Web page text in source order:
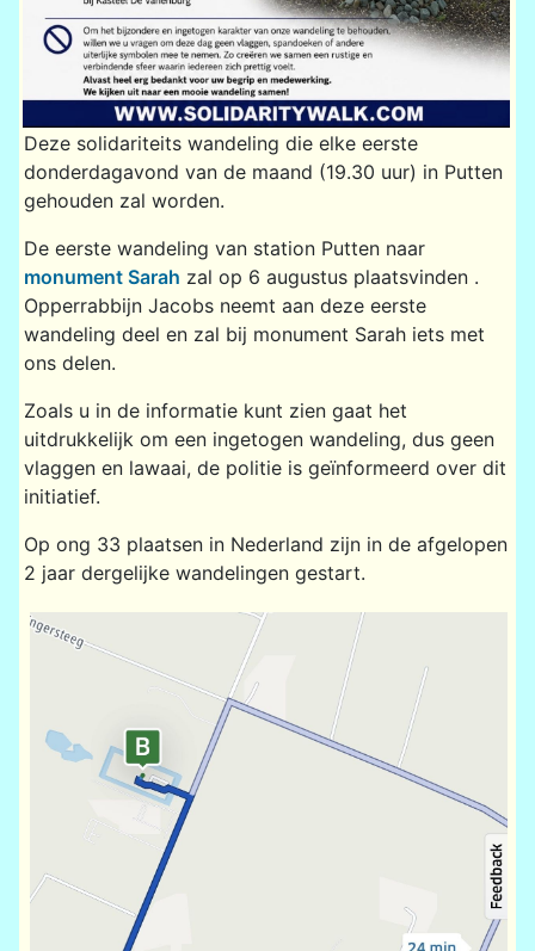
Deze solidariteits wandeling die elke eerste
donderdagavond van de maand (19.30 uur) in Putten
gehouden zal worden.
De eerste wandeling van station Putten naar
monument Sarah zal op 6 augustus plaatsvinden .
Opperrabbijn Jacobs neemt aan deze eerste
wandeling deel en zal bij monument Sarah iets met
ons delen.
Zoals u in de informatie kunt zien gaat het
uitdrukkelijk om een ingetogen wandeling, dus geen
vlaggen en lawaai, de politie is geïnformeerd over dit
initiatief.
Op ong 33 plaatsen in Nederland zijn in de afgelopen
2 jaar dergelijke wandelingen gestart.